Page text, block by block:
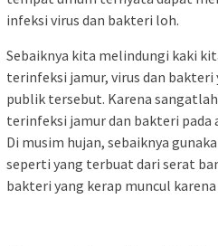
infeksi virus dan bakteri loh.
Sebaiknya kita melindungi kaki
terinfeksi jamur, virus dan bakteri
publik tersebut. Karena
terinfeksi jamur dan bakteri pada
Di musim hujan, sebaiknya
seperti yang terbuat dari serat
bakteri yang kerap muncul